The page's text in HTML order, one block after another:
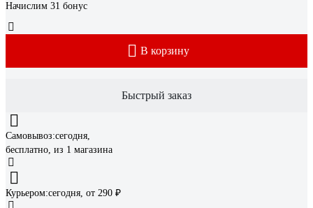
Начислим 31 бонус
В корзину
Быстрый заказ
Самовывоз:сегодня,
бесплатно, из 1 магазина
Курьером:сегодня, от 290 ₽